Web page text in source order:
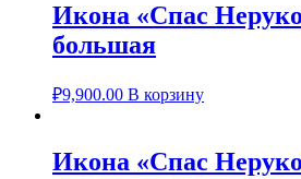
Икона «Спас
большая
₽9,900.00 В корзину
Икона «Спас